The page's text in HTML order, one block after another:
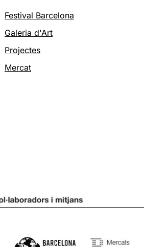
Festival Barcelona
Galeria d'Art
Projectes
Mercat